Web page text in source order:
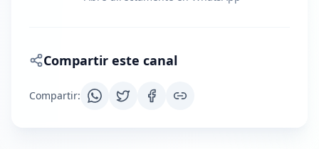
Compartir este canal
Compartir: